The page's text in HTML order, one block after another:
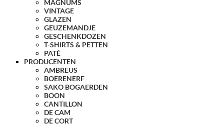
MAGNUMS
VINTAGE
GLAZEN
GEUZEMANDJE
GESCHENKDOZEN
T-SHIRTS & PETTEN
PATÉ
PRODUCENTEN
AMBREUS
BOERENERF
SAKO BOGAERDEN
BOON
CANTILLON
DE CAM
DE CORT